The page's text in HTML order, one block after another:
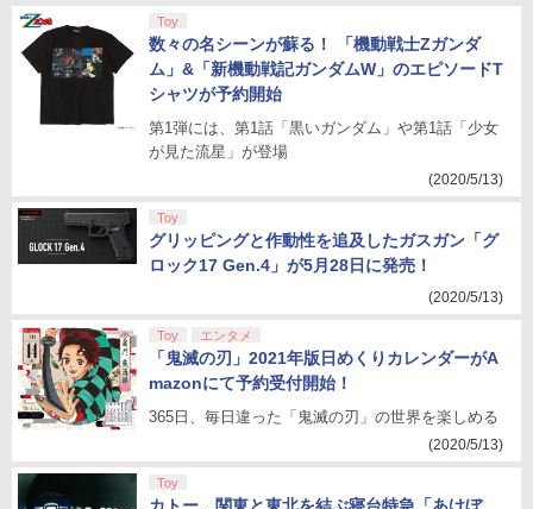
Toy
数々の名シーンが蘇る！ 「機動戦士Zガンダ
ム」&「新機動戦記ガンダムW」のエピソードT
シャツが予約開始
第1弾には、第1話「黒いガンダム」や第1話「少女
が見た流星」が登場
(2020/5/13)
Toy
グリッピングと作動性を追及したガスガン「グ
ロック17 Gen.4」が5月28日に発売！
(2020/5/13)
Toy エンタメ
「鬼滅の刃」2021年版日めくりカレンダーがA
mazonにて予約受付開始！
365日、毎日違った「鬼滅の刃」の世界を楽しめる
(2020/5/13)
Toy